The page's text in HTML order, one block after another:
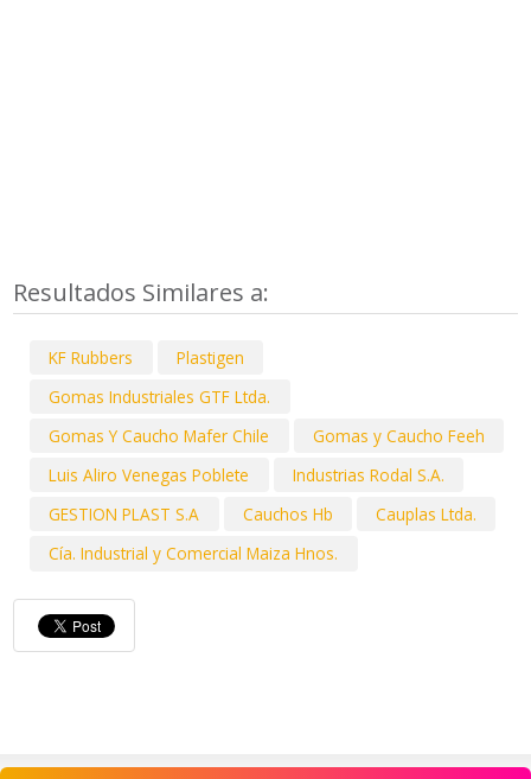
Resultados Similares a:
KF Rubbers
Plastigen
Gomas Industriales GTF Ltda.
Gomas Y Caucho Mafer Chile
Gomas y Caucho Feeh
Luis Aliro Venegas Poblete
Industrias Rodal S.A.
GESTION PLAST S.A
Cauchos Hb
Cauplas Ltda.
Cía. Industrial y Comercial Maiza Hnos.